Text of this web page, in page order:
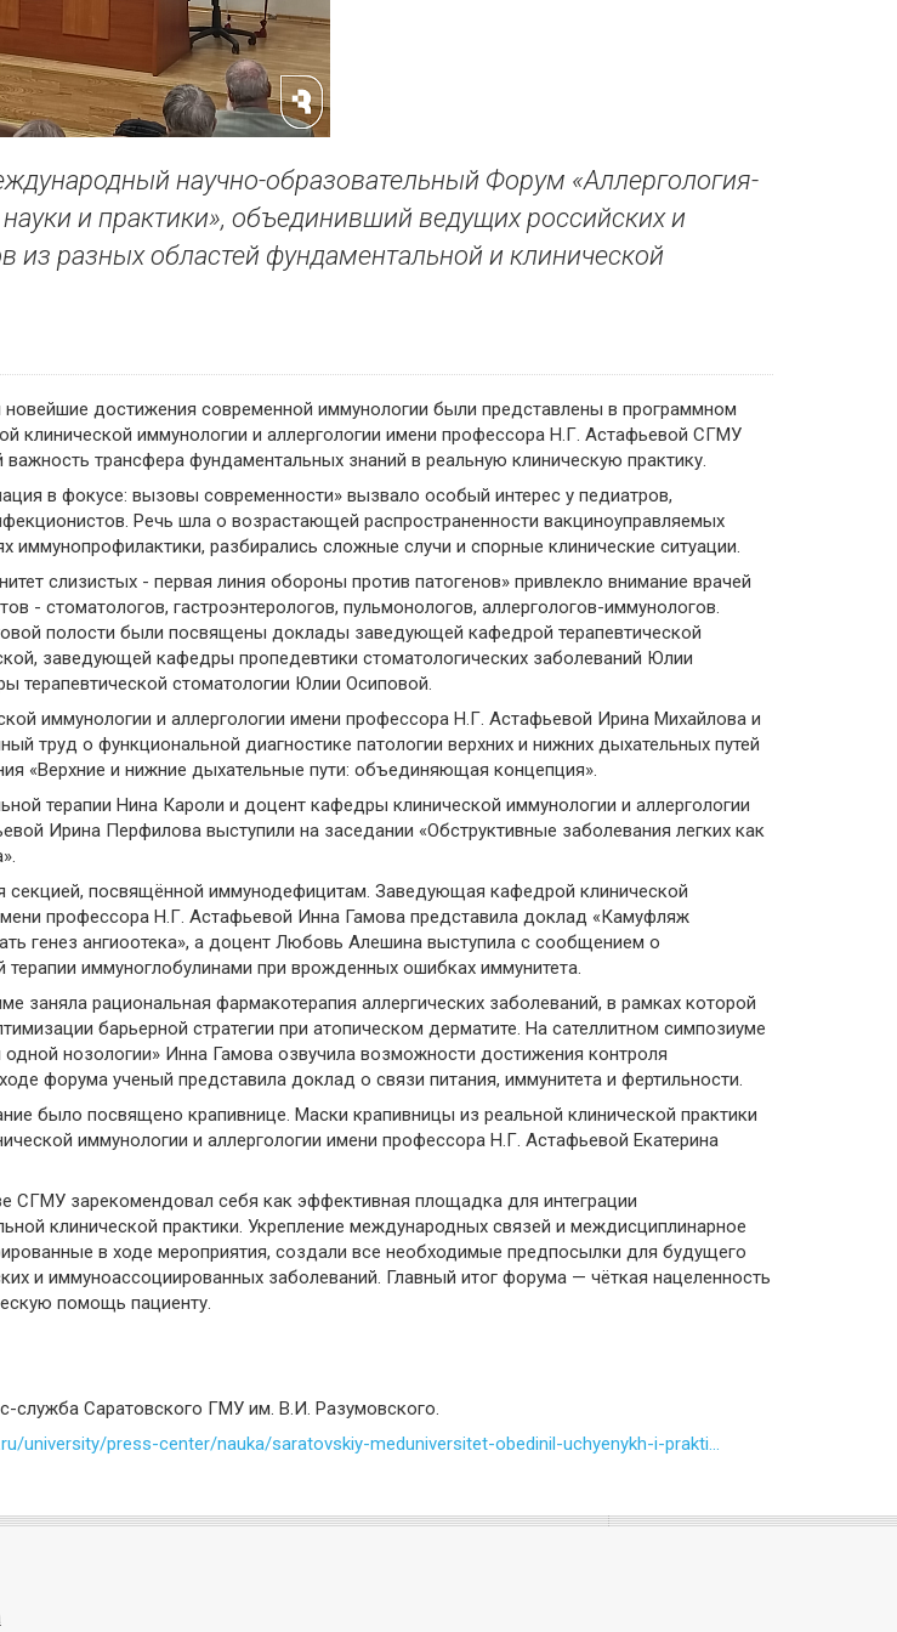
научно-образовательный Форум «Аллергология-
и практики», объединивший ведущих российских и
из разных областей фундаментальной и клинической
достижения современной иммунологии были представлены в программном
клинической иммунологии и аллергологии имени профессора Н.Г. Астафьевой СГМУ
трансфера фундаментальных знаний в реальную клиническую практику.
в фокусе: вызовы современности» вызвало особый интерес у педиатров,
Речь шла о возрастающей распространенности вакциноуправляемых
иммунопрофилактики, разбирались сложные случи и спорные клинические ситуации.
слизистых - первая линия обороны против патогенов» привлекло внимание врачей
- стоматологов, гастроэнтерологов, пульмонологов, аллергологов-иммунологов.
полости были посвящены доклады заведующей кафедрой терапевтической
заведующей кафедры пропедевтики стоматологических заболеваний Юлии
терапевтической стоматологии Юлии Осиповой.
иммунологии и аллергологии имени профессора Н.Г. Астафьевой Ирина Михайлова и
труд о функциональной диагностике патологии верхних и нижних дыхательных путей
«Верхние и нижние дыхательные пути: объединяющая концепция».
терапии Нина Кароли и доцент кафедры клинической иммунологии и аллергологии
Ирина Перфилова выступили на заседании «Обструктивные заболевания легких как
секцией, посвящённой иммунодефицитам. Заведующая кафедрой клинической
профессора Н.Г. Астафьевой Инна Гамова представила доклад «Камуфляж
генез ангиоотека», а доцент Любовь Алешина выступила с сообщением о
терапии иммуноглобулинами при врожденных ошибках иммунитета.
заняла рациональная фармакотерапия аллергических заболеваний, в рамках которой
барьерной стратегии при атопическом дерматите. На сателлитном симпозиуме
нозологии» Инна Гамова озвучила возможности достижения контроля
форума ученый представила доклад о связи питания, иммунитета и фертильности.
было посвящено крапивнице. Маски крапивницы из реальной клинической практики
иммунологии и аллергологии имени профессора Н.Г. Астафьевой Екатерина
СГМУ зарекомендовал себя как эффективная площадка для интеграции
клинической практики. Укрепление международных связей и междисциплинарное
в ходе мероприятия, создали все необходимые предпосылки для будущего
и иммуноассоциированных заболеваний. Главный итог форума — чёткая нацеленность
помощь пациенту.
служба Саратовского ГМУ им. В.И. Разумовского.
university/press-center/nauka/saratovskiy-meduniversitet-obedinil-uchyenykh-i-prakti...